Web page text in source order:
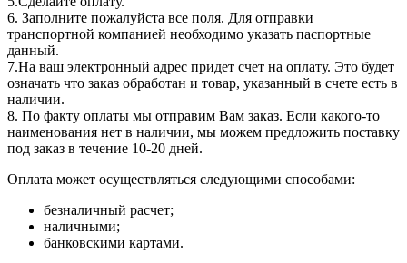
6. Заполните пожалуйста все поля. Для отправки
транспортной компанией необходимо указать паспортные
данный.
7.На ваш электронный адрес придет счет на оплату. Это будет
означать что заказ обработан и товар, указанный в счете есть в
наличии.
8. По факту оплаты мы отправим Вам заказ. Если какого-то
наименования нет в наличии, мы можем предложить поставку
под заказ в течение 10-20 дней.
Оплата может осуществляться следующими способами:
безналичный расчет;
наличными;
банковскими картами.